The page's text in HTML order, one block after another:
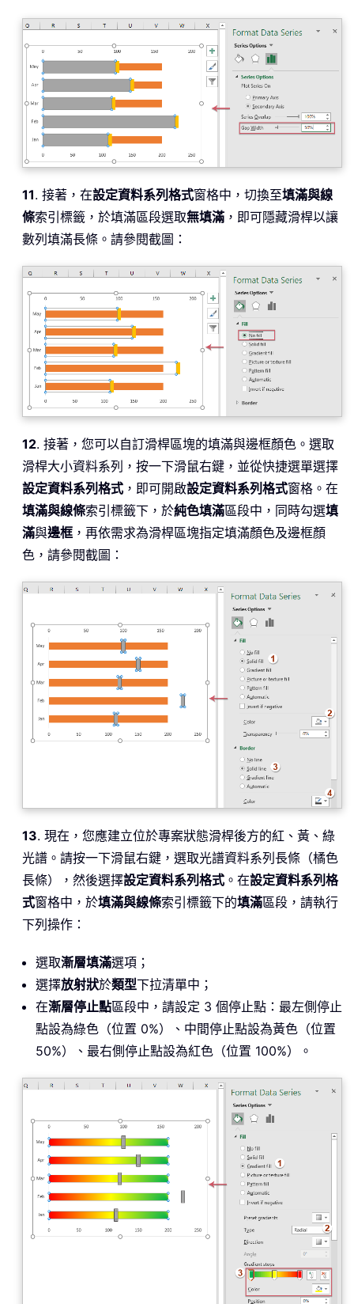
11. 接著，在設定資料系列格式窗格中，切換至填滿與線
條索引標籤，於填滿區段選取無填滿 ，即可隱藏滑桿以讓
數列填滿長條。請參閱截圖：
12. 接著，您可以自訂滑桿區塊的填滿與邊框顏色。選取
滑桿大小資料系列，按一下滑鼠右鍵，並從快捷選單選擇
設定資料系列格式 ，即可開啟設定資料系列格式窗格。在
填滿與線條索引標籤下，於純色填滿區段中，同時勾選填
滿與邊框 ，再依需求為滑桿區塊指定填滿顏色及邊框顏
色，請參閱截圖：
13. 現在，您應建立位於專案狀態滑桿後方的紅、黃、綠
光譜。請按一下滑鼠右鍵，選取光譜資料系列長條（橘色
長條），然後選擇設定資料系列格式 。在設定資料系列格
式窗格中，於填滿與線條索引標籤下的填滿區段，請執行
下列操作：
選取漸層填滿選項；
選擇放射狀於類型下拉清單中；
在漸層停止點區段中，請設定 3 個停止點：最左側停止
點設為綠色（位置 0%）、中間停止點設為黃色（位置
50%）、最右側停止點設為紅色（位置 100%）。